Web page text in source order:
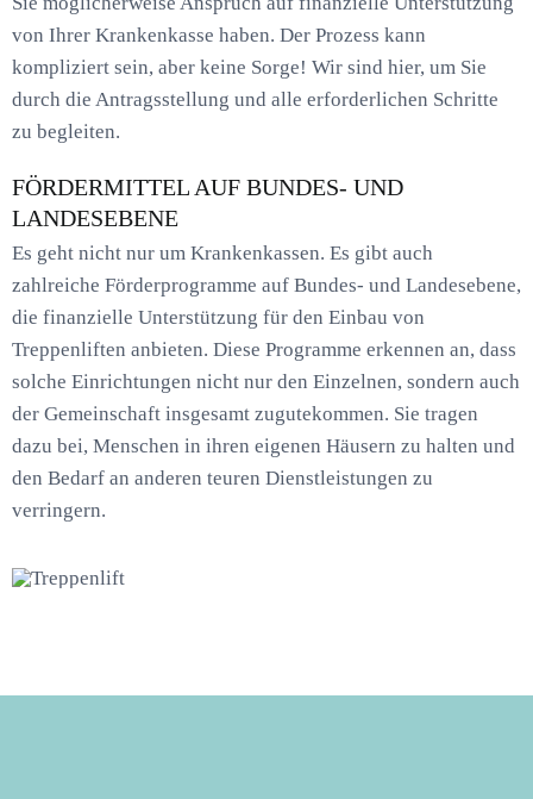
von Ihrer Krankenkasse haben. Der Prozess kann
kompliziert sein, aber keine Sorge! Wir sind hier, um Sie
durch die Antragsstellung und alle erforderlichen Schritte
zu begleiten.
FÖRDERMITTEL AUF BUNDES- UND
LANDESEBENE
Es geht nicht nur um Krankenkassen. Es gibt auch
zahlreiche Förderprogramme auf Bundes- und Landesebene,
die finanzielle Unterstützung für den Einbau von
Treppenliften anbieten. Diese Programme erkennen an, dass
solche Einrichtungen nicht nur den Einzelnen, sondern auch
der Gemeinschaft insgesamt zugutekommen. Sie tragen
dazu bei, Menschen in ihren eigenen Häusern zu halten und
den Bedarf an anderen teuren Dienstleistungen zu
verringern.